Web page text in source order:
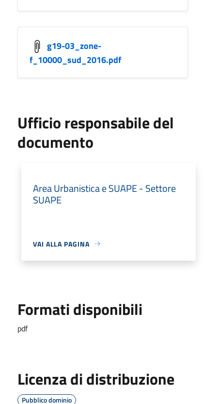
g19-03_zone-
f_10000_sud_2016.pdf
Ufficio responsabile del
documento
Area Urbanistica e SUAPE - Settore
SUAPE
VAI ALLA PAGINA
Formati disponibili
pdf
Licenza di distribuzione
Pubblico dominio